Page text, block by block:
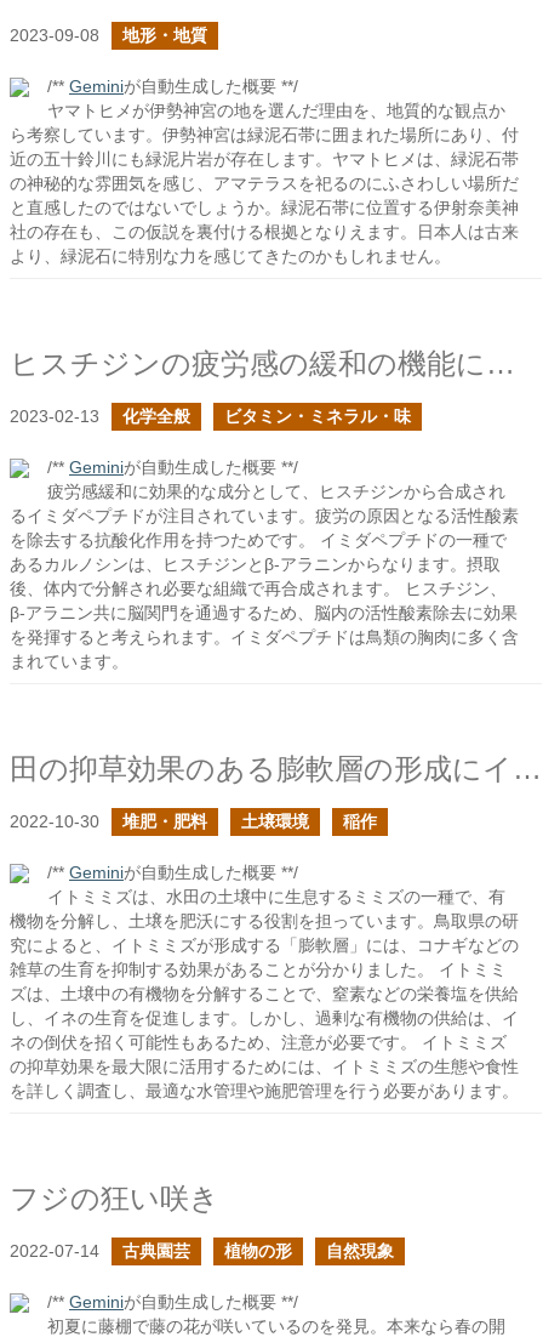
2023-09-08 地形・地質
/** Geminiが自動生成した概要 **/
ヤマトヒメが伊勢神宮の地を選んだ理由を、地質的な観点か
ら考察しています。伊勢神宮は緑泥石帯に囲まれた場所にあり、付
近の五十鈴川にも緑泥片岩が存在します。ヤマトヒメは、緑泥石帯
の神秘的な雰囲気を感じ、アマテラスを祀るのにふさわしい場所だ
と直感したのではないでしょうか。緑泥石帯に位置する伊射奈美神
社の存在も、この仮説を裏付ける根拠となりえます。日本人は古来
より、緑泥石に特別な力を感じてきたのかもしれません。
ヒスチジンの疲労感の緩和の機能に迫る
2023-02-13 化学全般 ビタミン・ミネラル・味
/** Geminiが自動生成した概要 **/
疲労感緩和に効果的な成分として、ヒスチジンから合成され
るイミダペプチドが注目されています。疲労の原因となる活性酸素
を除去する抗酸化作用を持つためです。 イミダペプチドの一種で
あるカルノシンは、ヒスチジンとβ-アラニンからなります。摂取
後、体内で分解され必要な組織で再合成されます。 ヒスチジン、
β-アラニン共に脳関門を通過するため、脳内の活性酸素除去に効果
を発揮すると考えられます。イミダペプチドは鳥類の胸肉に多く含
まれています。
田の抑草効果のある膨軟層の形成にイトミミズが関与する
2022-10-30 堆肥・肥料 土壌環境 稲作
/** Geminiが自動生成した概要 **/
イトミミズは、水田の土壌中に生息するミミズの一種で、有
機物を分解し、土壌を肥沃にする役割を担っています。鳥取県の研
究によると、イトミミズが形成する「膨軟層」には、コナギなどの
雑草の生育を抑制する効果があることが分かりました。 イトミミ
ズは、土壌中の有機物を分解することで、窒素などの栄養塩を供給
し、イネの生育を促進します。しかし、過剰な有機物の供給は、イ
ネの倒伏を招く可能性もあるため、注意が必要です。 イトミミズ
の抑草効果を最大限に活用するためには、イトミミズの生態や食性
を詳しく調査し、最適な水管理や施肥管理を行う必要があります。
フジの狂い咲き
2022-07-14 古典園芸 植物の形 自然現象
/** Geminiが自動生成した概要 **/
初夏に藤棚で藤の花が咲いているのを発見。本来なら春の開